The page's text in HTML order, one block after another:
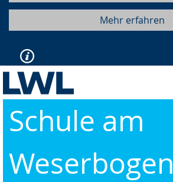
Mehr erfahren
Schule am
Weserbogen